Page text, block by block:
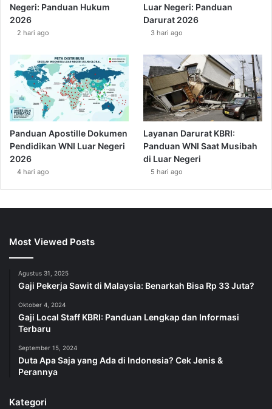
Negeri: Panduan Hukum
2026
2 hari ago
Luar Negeri: Panduan
Darurat 2026
3 hari ago
Panduan Apostille Dokumen
Pendidikan WNI Luar Negeri
2026
4 hari ago
Layanan Darurat KBRI:
Panduan WNI Saat Musibah
di Luar Negeri
5 hari ago
Most Viewed Posts
Agustus 31, 2025
Gaji Pekerja Sawit di Malaysia: Benarkah Bisa Rp 33 Juta?
Oktober 4, 2024
Gaji Local Staff KBRI: Panduan Lengkap dan Informasi
Terbaru
September 15, 2024
Duta Apa Saja yang Ada di Indonesia? Cek Jenis &
Perannya
Kategori